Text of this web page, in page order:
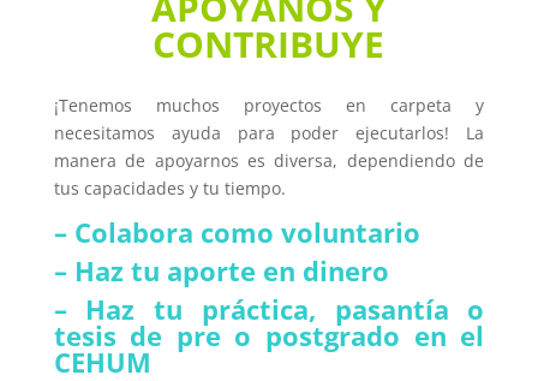
CONTRIBUYE
¡Tenemos muchos proyectos en carpeta y
necesitamos ayuda para poder ejecutarlos! La
manera de apoyarnos es diversa, dependiendo de
tus capacidades y tu tiempo.
– Colabora como voluntario
– Haz tu aporte en dinero
– Haz tu práctica, pasantía o
tesis de pre o postgrado en el
CEHUM